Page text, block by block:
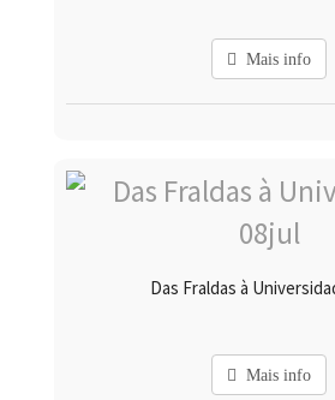
Mais info
Das Fraldas à
Mais info